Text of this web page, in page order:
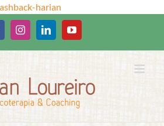
harian
para
conteúdo
InstagramLinkedInYouTube